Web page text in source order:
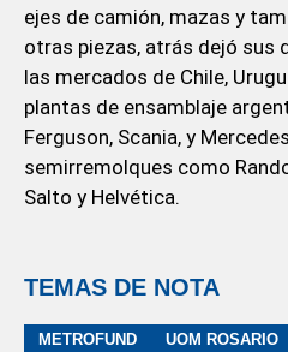
ejes de camión, mazas y
otras piezas, atrás dejó sus
las mercados de Chile,
plantas de ensamblaje
Ferguson, Scania, y
semirremolques como
Salto y Helvética.
TEMAS DE NOTA
METROFUND UOM ROSARIO